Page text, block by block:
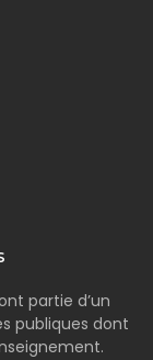
partie d’un
publiques dont